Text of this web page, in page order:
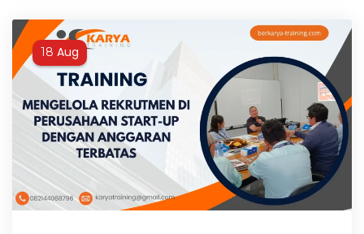
18 Aug